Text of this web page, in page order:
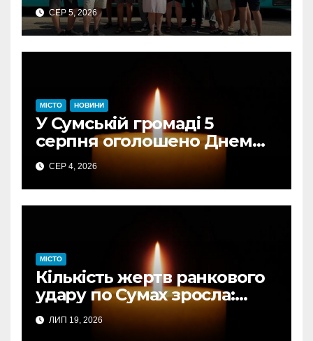
отримали свідоцтва: КП
«Електроавтотранс»
оголошує новий набір
СЕР 5, 2026
МІСТО НОВИНИ
У Сумській громаді 5
серпня оголошено Днем
жалоби за загиблими від
авіаудару
СЕР 4, 2026
МІСТО
Кількість жертв ранкового
удару по Сумах зросла:
підтверджено загибель
однієї людини
ЛИП 19, 2026